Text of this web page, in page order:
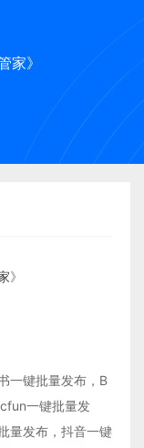
家》
》
一键批量发布，B
一键批量发
量发布，抖音一键